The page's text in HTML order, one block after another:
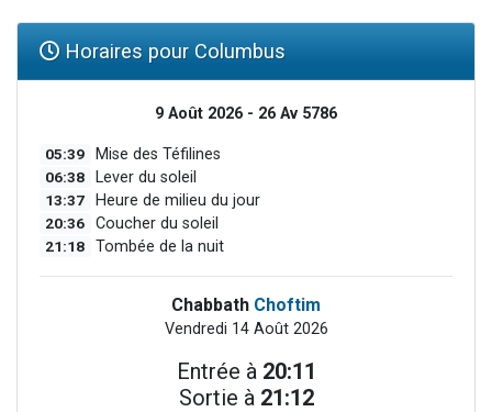
Horaires pour Columbus
9 Août 2026 - 26 Av 5786
05:39 Mise des Téfilines
06:38 Lever du soleil
13:37 Heure de milieu du jour
20:36 Coucher du soleil
21:18 Tombée de la nuit
Chabbath Choftim
Vendredi 14 Août 2026
Entrée à 20:11
Sortie à 21:12